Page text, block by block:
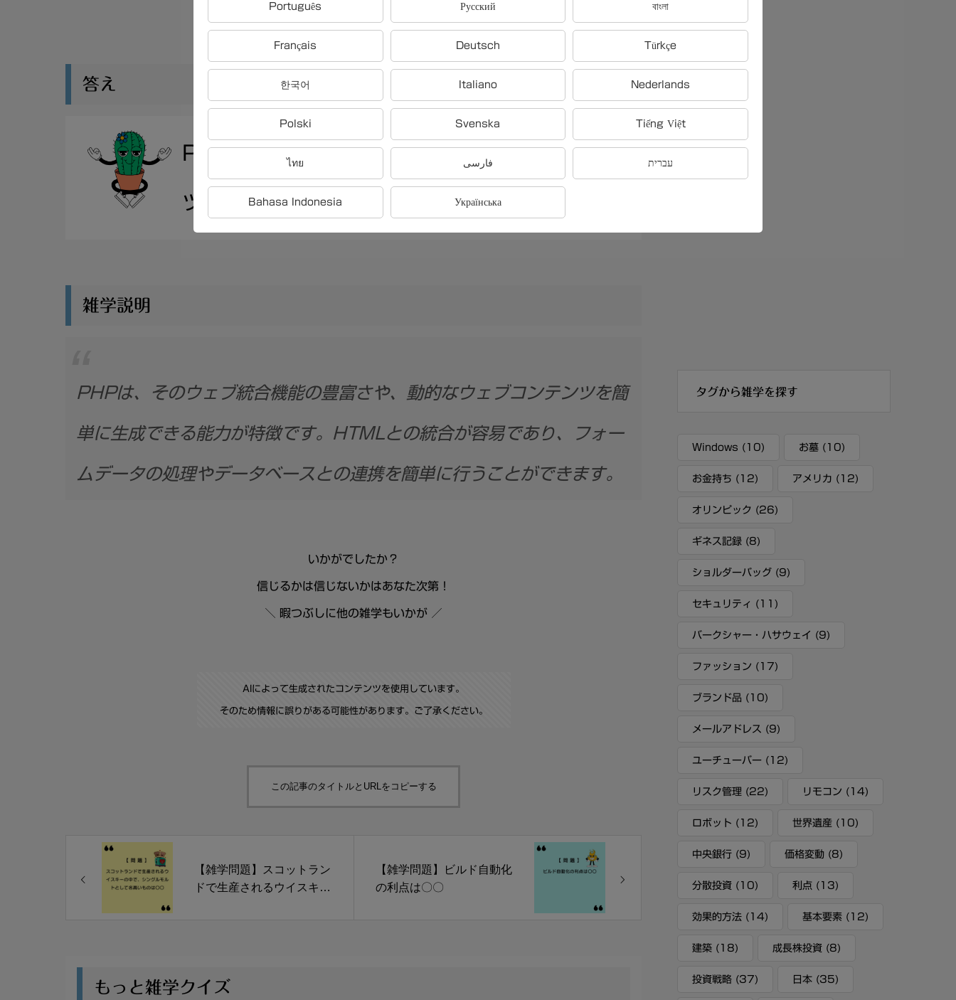
答え
PHPの特徴の一つは「動的なウェブコンテン
ツの簡単な生成」
雑学説明
PHPは、そのウェブ統合機能の豊富さや、動的なウェブコンテンツを簡
単に生成できる能力が特徴です。HTMLとの統合が容易であり、フォー
ムデータの処理やデータベースとの連携を簡単に行うことができます。
いかがでしたか？
信じるかは信じないかはあなた次第！
＼ 暇つぶしに他の雑学もいかが ／
AIによって生成されたコンテンツを使用しています。
そのため情報に誤りがある可能性があります。ご了承ください。
この記事のタイトルとURLをコピーする
【雑学問題】スコットラン
ドで生産されるウイスキー
【雑学問題】ビルド自動化
の利点は〇〇
もっと雑学クイズ
タグから雑学を探す
Windows (10) お墓 (10)
お金持ち (12) アメリカ (12)
オリンピック (26)
ギネス記録 (8)
ショルダーバッグ (9)
セキュリティ (11)
バークシャー・ハサウェイ (9)
ファッション (17)
ブランド品 (10)
メールアドレス (9)
ユーチューバー (12)
リスク管理 (22) リモコン (14)
ロボット (12) 世界遺産 (10)
中央銀行 (9) 価格変動 (8)
分散投資 (10) 利点 (13)
効果的方法 (14) 基本要素 (12)
建築 (18) 成長株投資 (8)
投資戦略 (37) 日本 (35)
Português Русский বাংলা
Français Deutsch Türkçe
한국어 Italiano Nederlands
Polski Svenska Tiếng Việt
ไทย فارسی עברית
Bahasa Indonesia Українська